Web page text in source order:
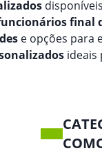
final
e opções para
ideais